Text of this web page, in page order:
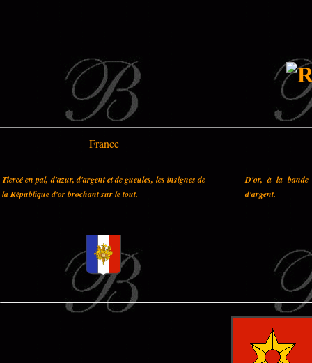
France
Tiercé en pal, d'azur, d'argent et de gueules, les insignes de
la République d'or brochant sur le tout.
D'or, à la bande
d'argent.